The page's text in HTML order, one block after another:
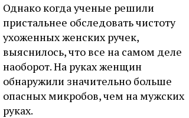
Однако когда ученые решили
пристальнее обследовать чистоту
ухоженных женских ручек,
выяснилось, что все на самом деле
наоборот. На руках женщин
обнаружили значительно больше
опасных микробов, чем на мужских
руках.